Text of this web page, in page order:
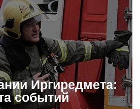
Иргиредмета:
событий